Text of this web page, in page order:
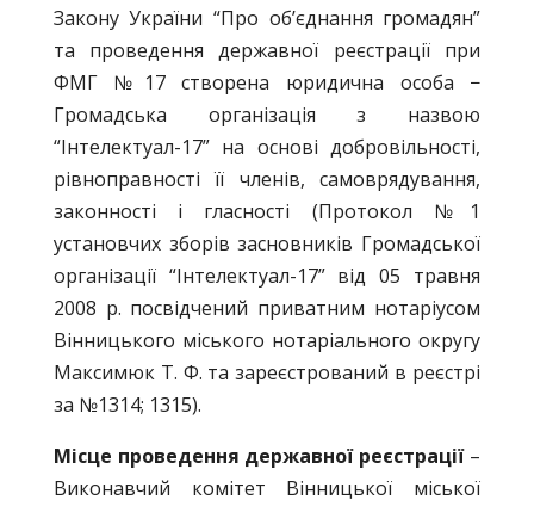
Закону України “Про об’єднання громадян”
та проведення державної реєстрації при
ФМГ №17 створена юридична особа −
Громадська організація з назвою
“Інтелектуал-17” на основі добровільності,
рівноправності її членів, самоврядування,
законності і гласності (Протокол №1
установчих зборів засновників Громадської
організації “Інтелектуал-17” від 05 травня
2008 р. посвідчений приватним нотаріусом
Вінницького міського нотаріального округу
Максимюк Т. Ф. та зареєстрований в реєстрі
за №1314; 1315).
Місце проведення державної реєстрації–
Виконавчий комітет Вінницької міської